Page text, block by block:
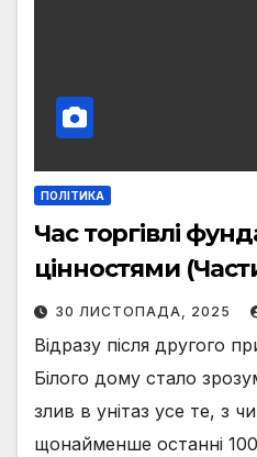
ПОЛІТИКА
Час торгівлі
цінностями
30 ЛИСТОПАДА, 2025
Відразу після другого
Білого дому стало
злив в унітаз усе те, з
щонайменше останні